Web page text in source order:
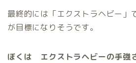
最終的には「エクストラヘビー」
が目標になりそうです。
ぼくは エクストラヘビーの手強